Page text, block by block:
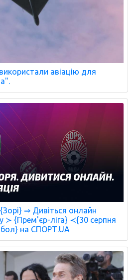
авіацію для
⇒ Дивіться онлайн
≻ {Прем'єр-ліга} ≺{30 серпня
на СПОРТ.UA